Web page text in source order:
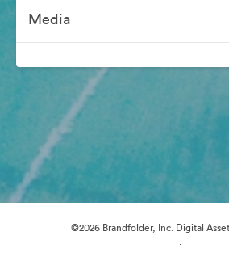
Media
©2026 Brandfolder, Inc. Digital
·